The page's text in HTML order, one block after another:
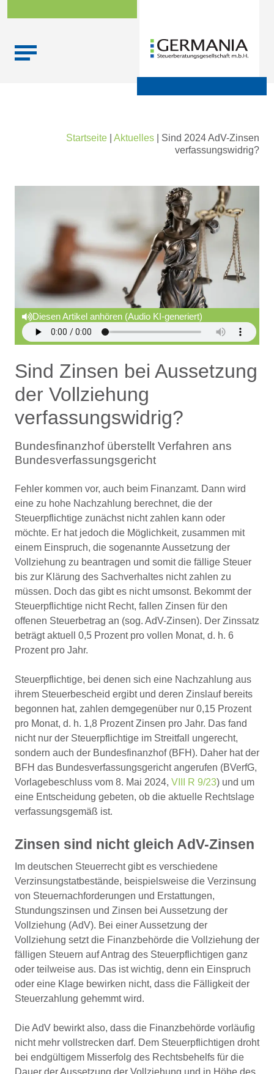
Startseite Aktuelles
Sind 2024 AdV-Zinsen
verfassungswidrig?
Diesen Artikel anhören (Audio KI-generiert)
Sind Zinsen bei Aussetzung
der Vollziehung
verfassungswidrig?
Bundesfinanzhof überstellt Verfahren ans
Bundesverfassungsgericht
Fehler kommen vor, auch beim Finanzamt. Dann wird
eine zu hohe Nachzahlung berechnet, die der
Steuerpflichtige zunächst nicht zahlen kann oder
möchte. Er hat jedoch die Möglichkeit, zusammen mit
einem Einspruch, die sogenannte Aussetzung der
Vollziehung zu beantragen und somit die fällige Steuer
bis zur Klärung des Sachverhaltes nicht zahlen zu
müssen. Doch das gibt es nicht umsonst. Bekommt der
Steuerpflichtige nicht Recht, fallen Zinsen für den
offenen Steuerbetrag an (sog. AdV-Zinsen). Der Zinssatz
beträgt aktuell 0,5 Prozent pro vollen Monat, d. h. 6
Prozent pro Jahr.
Steuerpflichtige, bei denen sich eine Nachzahlung aus
ihrem Steuerbescheid ergibt und deren Zinslauf bereits
begonnen hat, zahlen demgegenüber nur 0,15 Prozent
pro Monat, d. h. 1,8 Prozent Zinsen pro Jahr. Das fand
nicht nur der Steuerpflichtige im Streitfall ungerecht,
sondern auch der Bundesfinanzhof (BFH). Daher hat der
BFH das Bundesverfassungsgericht angerufen (BVerfG,
Vorlagebeschluss vom 8. Mai 2024, VIII R 9/23) und um
eine Entscheidung gebeten, ob die aktuelle Rechtslage
verfassungsgemäß ist.
Zinsen sind nicht gleich AdV-Zinsen
Im deutschen Steuerrecht gibt es verschiedene
Verzinsungstatbestände, beispielsweise die Verzinsung
von Steuernachforderungen und Erstattungen,
Stundungszinsen und Zinsen bei Aussetzung der
Vollziehung (AdV). Bei einer Aussetzung der
Vollziehung setzt die Finanzbehörde die Vollziehung der
fälligen Steuern auf Antrag des Steuerpflichtigen ganz
oder teilweise aus. Das ist wichtig, denn ein Einspruch
oder eine Klage bewirken nicht, dass die Fälligkeit der
Steuerzahlung gehemmt wird.
Die AdV bewirkt also, dass die Finanzbehörde vorläufig
nicht mehr vollstrecken darf. Dem Steuerpflichtigen droht
bei endgültigem Misserfolg des Rechtsbehelfs für die
Dauer der Aussetzung der Vollziehung und in Höhe des